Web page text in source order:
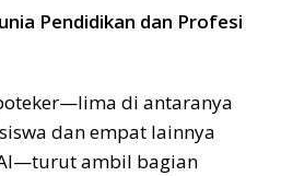
Pendidikan dan Profesi
di antaranya
dan empat lainnya
ambil bagian